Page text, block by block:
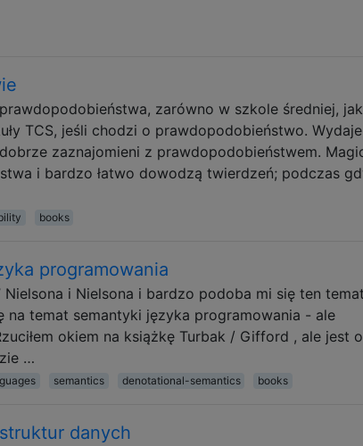
zarówno w szkole średniej,
TCS, jeśli chodzi o prawdopodobieństwo.
zaznajomieni z prawdopodobieństwem.
i bardzo łatwo dowodzą twierdzeń; podczas
books
programowania
Nielsona i Nielsona i bardzo podoba mi się ten
na temat semantyki języka programowania - ale
okiem na książkę Turbak / Gifford , ale jest
…
semantics denotational-semantics books
danych